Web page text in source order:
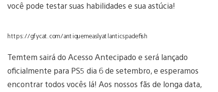
você pode testar suas habilidades e sua astúcia!
https://gfycat.com/antiquemeaslyatlanticspadefish
Temtem sairá do Acesso Antecipado e será lançado
oficialmente para PS5 dia 6 de setembro, e esperamos
encontrar todos vocês lá! Aos nossos fãs de longa data,